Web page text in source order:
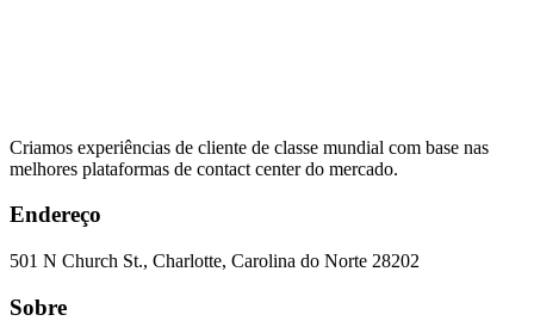
Criamos experiências de cliente de classe mundial com base nas
melhores plataformas de contact center do mercado.
Endereço
501 N Church St., Charlotte, Carolina do Norte 28202
Sobre